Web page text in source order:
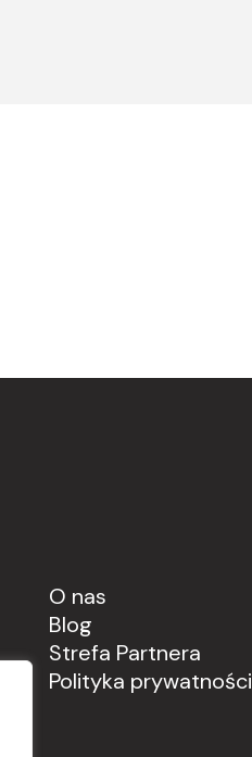
O nas
Blog
Strefa Partnera
Polityka prywatności